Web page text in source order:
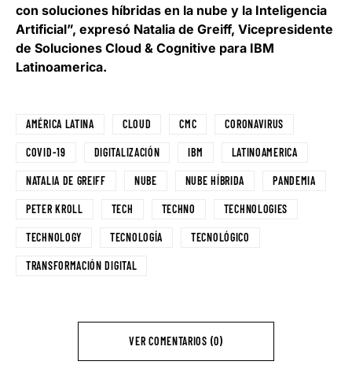
con soluciones híbridas en la nube y la Inteligencia
Artificial”, expresó Natalia de Greiff, Vicepresidente
de Soluciones Cloud & Cognitive para IBM
Latinoamerica.
AMÉRICA LATINA CLOUD CMC CORONAVIRUS
COVID-19 DIGITALIZACIÓN IBM LATINOAMERICA
NATALIA DE GREIFF NUBE NUBE HÍBRIDA PANDEMIA
PETER KROLL TECH TECHNO TECHNOLOGIES
TECHNOLOGY TECNOLOGÍA TECNOLÓGICO
TRANSFORMACIÓN DIGITAL
VER COMENTARIOS (0)